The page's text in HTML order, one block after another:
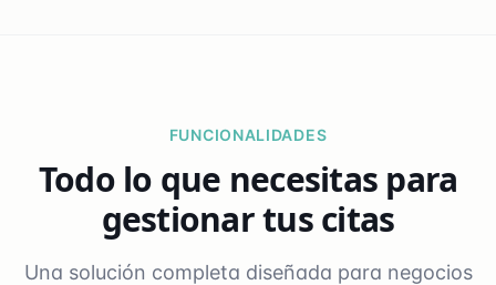
FUNCIONALIDADES
Todo lo que necesitas para
gestionar tus citas
Una solución completa diseñada para negocios